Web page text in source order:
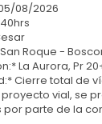
08/2026
Roque -
La Aurora, Pr
Cierre total de
vial, se
por parte de la